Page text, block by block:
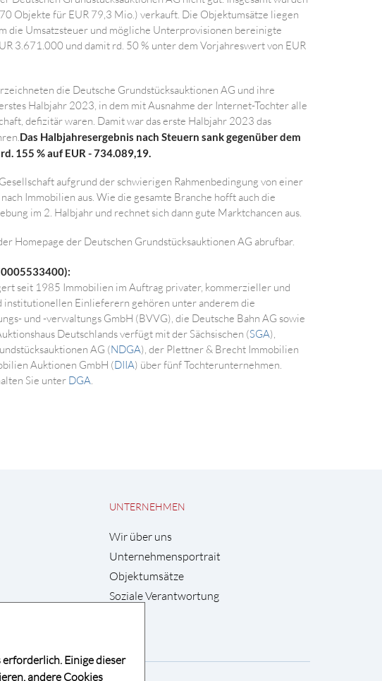
Objekte für EUR 79,3 Mio.) verkauft. Die Objektumsätze liegen
die Umsatzsteuer und mögliche Unterprovisionen bereinigte
3.671.000 und damit rd. 50 % unter dem Vorjahreswert von EUR
die Deutsche Grundstücksauktionen AG und ihre
Halbjahr 2023, in dem mit Ausnahme der Internet-Tochter alle
defizitär waren. Damit war das erste Halbjahr 2023 das
Das Halbjahresergebnis nach Steuern sank gegenüber dem
155 % auf EUR - 734.089,19.
aufgrund der schwierigen Rahmenbedingung von einer
Immobilien aus. Wie die gesamte Branche hofft auch die
im 2. Halbjahr und rechnet sich dann gute Marktchancen aus.
Homepage der Deutschen Grundstücksauktionen AG abrufbar.
seit 1985 Immobilien im Auftrag privater, kommerzieller und
Einlieferern gehören unter anderem die
und -verwaltungs GmbH (BVVG), die Deutsche Bahn AG sowie
Deutschlands verfügt mit der Sächsischen (SGA),
AG (NDGA), der Plettner & Brecht Immobilien
Auktionen GmbH (DIIA) über fünf Tochterunternehmen.
Sie unter DGA.
UNTERNEHMEN
Wir über uns
Unternehmensportrait
Objektumsätze
Soziale Verantwortung
Einige dieser
andere Cookies